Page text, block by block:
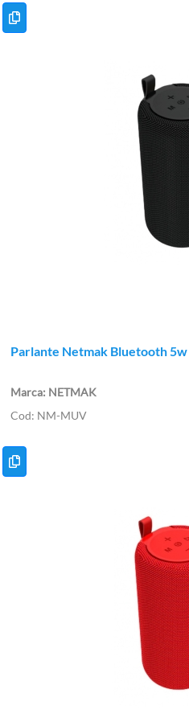
Parlante Netmak Bluetooth
NETMAK
NM-MUV